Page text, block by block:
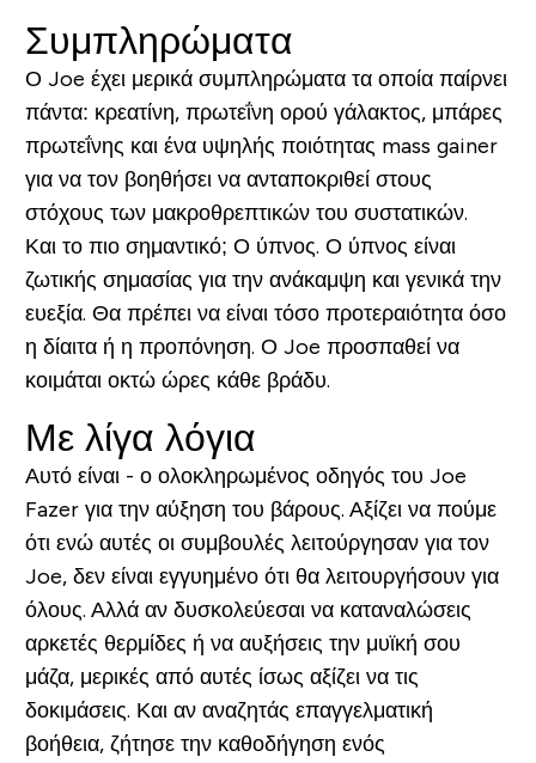
Συμπληρώματα
Ο Joe έχει μερικά συμπληρώματα τα οποία παίρνει
πάντα: κρεατίνη, πρωτεΐνη ορού γάλακτος, μπάρες
πρωτεΐνης και ένα υψηλής ποιότητας mass gainer
για να τον βοηθήσει να ανταποκριθεί στους
στόχους των μακροθρεπτικών του συστατικών.
Και το πιο σημαντικό; Ο ύπνος. Ο ύπνος είναι
ζωτικής σημασίας για την ανάκαμψη και γενικά την
ευεξία. Θα πρέπει να είναι τόσο προτεραιότητα όσο
η δίαιτα ή η προπόνηση. Ο Joe προσπαθεί να
κοιμάται οκτώ ώρες κάθε βράδυ.
Με λίγα λόγια
Αυτό είναι - ο ολοκληρωμένος οδηγός του Joe
Fazer για την αύξηση του βάρους. Αξίζει να πούμε
ότι ενώ αυτές οι συμβουλές λειτούργησαν για τον
Joe, δεν είναι εγγυημένο ότι θα λειτουργήσουν για
όλους. Αλλά αν δυσκολεύεσαι να καταναλώσεις
αρκετές θερμίδες ή να αυξήσεις την μυϊκή σου
μάζα, μερικές από αυτές ίσως αξίζει να τις
δοκιμάσεις. Και αν αναζητάς επαγγελματική
βοήθεια, ζήτησε την καθοδήγηση ενός